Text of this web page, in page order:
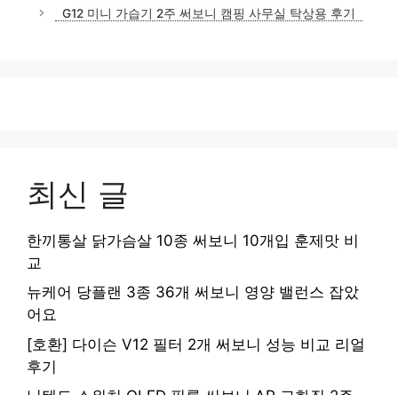
G12 미니 가습기 2주 써보니 캠핑 사무실 탁상용 후기
최신 글
한끼통살 닭가슴살 10종 써보니 10개입 훈제맛 비
교
뉴케어 당플랜 3종 36개 써보니 영양 밸런스 잡았
어요
[호환] 다이슨 V12 필터 2개 써보니 성능 비교 리얼
후기